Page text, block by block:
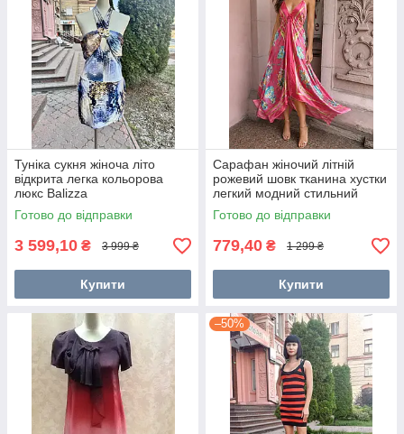
Туніка сукня жіноча літо
відкрита легка кольорова
люкс Balizza
Готово до відправки
3 599,10 ₴ 3 999 ₴
Купити
Сарафан жіночий літній
рожевий шовк тканина хустки
легкий модний стильний
Готово до відправки
779,40 ₴ 1 299 ₴
Купити
–50%